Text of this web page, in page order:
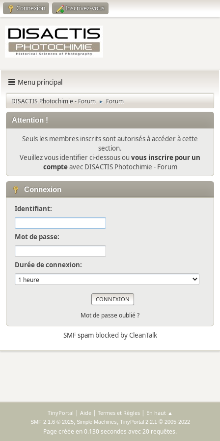
Connexion Inscrivez-vous
Menu principal
DISACTIS Photochimie - Forum ► Forum
Attention !
Seuls les membres inscrits sont autorisés à accéder à cette
section.
Veuillez vous identifier ci-dessous ou vous inscrire pour un
compteavec DISACTIS Photochimie - Forum
Connexion
Identifiant:
Mot de passe:
Durée de connexion:
Mot de passe oublié ?
SMF spamblocked by CleanTalk
TinyPortal | Aide| Termes et Règles| En haut ▲
SMF 2.1.6 © 2025, Simple Machines, TinyPortal 2.2.1© 2005-2022
Page créée en 0.130 secondes avec 20 requêtes.